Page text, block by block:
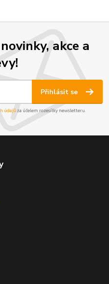
akce a
Přihlásit se
údajůza účelem rozesílky newsletteru.